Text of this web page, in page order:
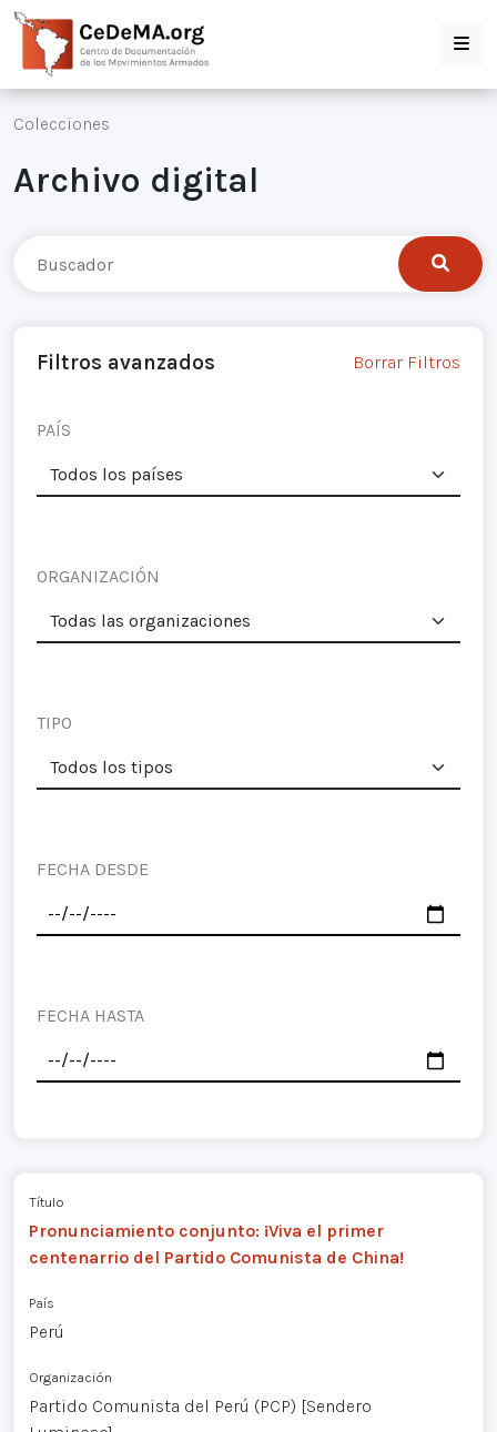
Colecciones
Archivo digital
Filtros avanzados Borrar Filtros
PAÍS
ORGANIZACIÓN
TIPO
FECHA DESDE
FECHA HASTA
Título
Pronunciamiento conjunto: ¡Viva el primer
centenarrio del Partido Comunista de China!
País
Perú
Organización
Partido Comunista del Perú (PCP) [Sendero